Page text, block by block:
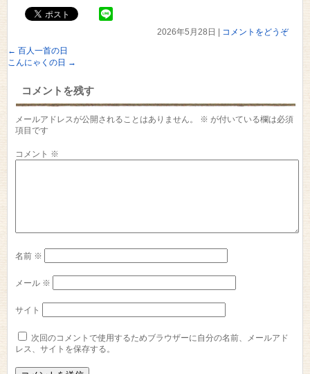
2026年5月28日
コメントをどうぞ
← 百人一首の日
こんにゃくの日 →
コメントを残す
メールアドレスが公開されることはありません。 ※ が付いている欄は必須
項目です
コメント ※
名前 ※
メール ※
サイト
次回のコメントで使用するためブラウザーに自分の名前、メールアド
レス、サイトを保存する。